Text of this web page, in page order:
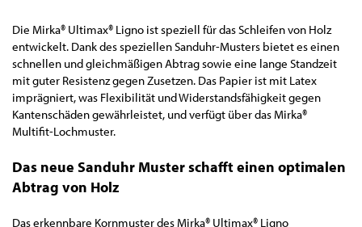
Die Mirka® Ultimax® Ligno ist speziell für das Schleifen von Holz
entwickelt. Dank des speziellen Sanduhr-Musters bietet es einen
schnellen und gleichmäßigen Abtrag sowie eine lange Standzeit
mit guter Resistenz gegen Zusetzen. Das Papier ist mit Latex
imprägniert, was Flexibilität und Widerstandsfähigkeit gegen
Kantenschäden gewährleistet, und verfügt über das Mirka®
Multifit-Lochmuster.
Das neue Sanduhr Muster schafft einen optimalen
Abtrag von Holz
Das erkennbare Kornmuster des Mirka® Ultimax® Ligno